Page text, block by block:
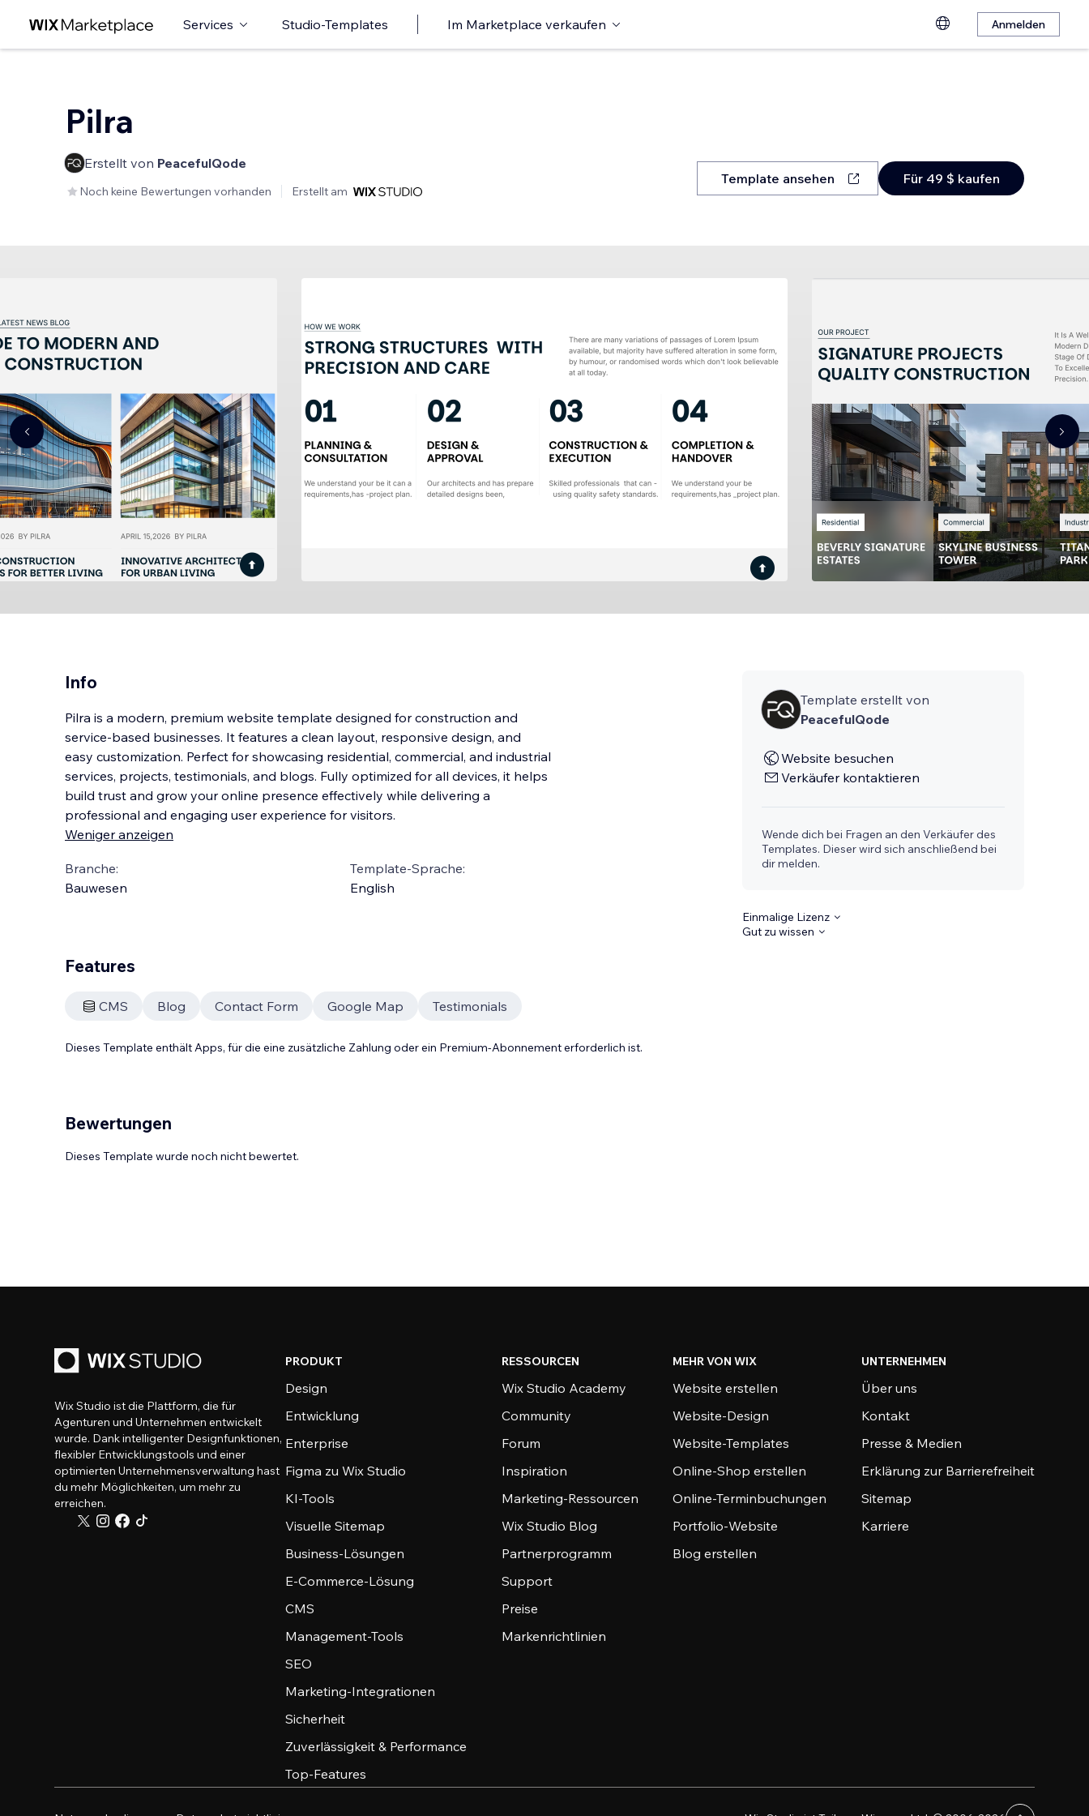
Services Studio-Templates Im Marketplace verkaufen Anmelden
Pilra
Erstellt von PeacefulQode
Noch keine Bewertungen vorhanden Erstellt am
Template ansehen Für 49 $ kaufen
Info
Pilra is a modern, premium website template designed for construction and
service-based businesses. It features a clean layout, responsive design, and
easy customization. Perfect for showcasing residential, commercial, and industrial
services, projects, testimonials, and blogs. Fully optimized for all devices, it helps
build trust and grow your online presence effectively while delivering a
professional and engaging user experience for visitors.
Weniger anzeigen
Branche:
Bauwesen
Template-Sprache:
English
Template erstellt von
PeacefulQode
Website besuchen
Verkäufer kontaktieren
Wende dich bei Fragen an den Verkäufer des
Templates. Dieser wird sich anschließend bei
dir melden.
Einmalige Lizenz
Gut zu wissen
Features
CMS Blog Contact Form Google Map Testimonials
Dieses Template enthält Apps, für die eine zusätzliche Zahlung oder ein Premium-Abonnement erforderlich ist.
Bewertungen
Dieses Template wurde noch nicht bewertet.
Wix Studio ist die Plattform, die für
Agenturen und Unternehmen entwickelt
wurde. Dank intelligenter Designfunktionen,
flexibler Entwicklungstools und einer
optimierten Unternehmensverwaltung hast
du mehr Möglichkeiten, um mehr zu
erreichen.
PRODUKT
Design
Entwicklung
Enterprise
Figma zu Wix Studio
KI-Tools
Visuelle Sitemap
Business-Lösungen
E-Commerce-Lösung
CMS
Management-Tools
SEO
Marketing-Integrationen
Sicherheit
Zuverlässigkeit & Performance
Top-Features
RESSOURCEN
Wix Studio Academy
Community
Forum
Inspiration
Marketing-Ressourcen
Wix Studio Blog
Partnerprogramm
Support
Preise
Markenrichtlinien
MEHR VON WIX
Website erstellen
Website-Design
Website-Templates
Online-Shop erstellen
Online-Terminbuchungen
Portfolio-Website
Blog erstellen
UNTERNEHMEN
Über uns
Kontakt
Presse & Medien
Erklärung zur Barrierefreiheit
Sitemap
Karriere